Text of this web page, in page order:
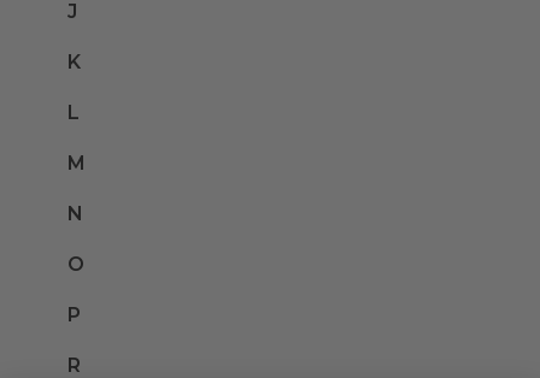
J
K
L
M
N
O
P
R